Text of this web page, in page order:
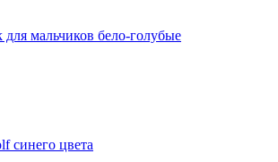
мальчиков бело-голубые
синего цвета